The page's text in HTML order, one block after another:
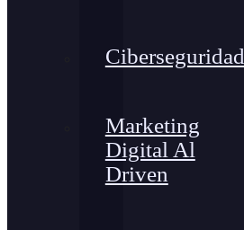
Ciberseguridad
Marketing
Digital Al
Driven